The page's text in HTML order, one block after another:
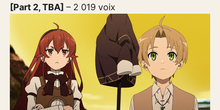
[Part 2, TBA] – 2 019 voix